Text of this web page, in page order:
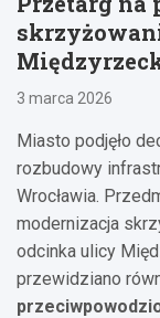
3 marca 2026
Miasto podjęło
rozbudowy
Wrocławia.
modernizacja
odcinka ulicy
przewidziano